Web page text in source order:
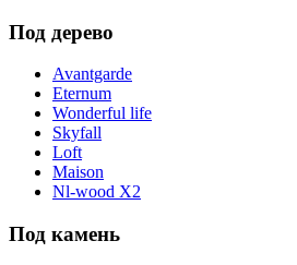
Под дерево
Avantgarde
Eternum
Wonderful life
Skyfall
Loft
Maison
Nl-wood X2
Под камень